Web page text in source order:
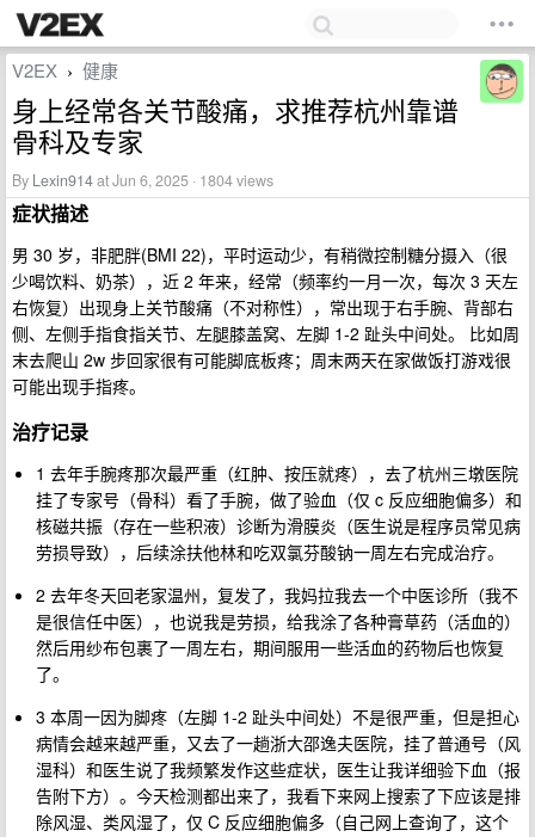
V2EX › 健康
身上经常各关节酸痛，求推荐杭州靠谱
骨科及专家
By Lexin914at Jun 6, 2025 · 1804 views
症状描述
男 30 岁，非肥胖(BMI 22)，平时运动少，有稍微控制糖分摄入（很
少喝饮料、奶茶），近 2 年来，经常（频率约一月一次，每次 3 天左
右恢复）出现身上关节酸痛（不对称性），常出现于右手腕、背部右
侧、左侧手指食指关节、左腿膝盖窝、左脚 1-2 趾头中间处。 比如周
末去爬山 2w 步回家很有可能脚底板疼；周末两天在家做饭打游戏很
可能出现手指疼。
治疗记录
1 去年手腕疼那次最严重（红肿、按压就疼），去了杭州三墩医院
挂了专家号（骨科）看了手腕，做了验血（仅 c 反应细胞偏多）和
核磁共振（存在一些积液）诊断为滑膜炎（医生说是程序员常见病
劳损导致），后续涂扶他林和吃双氯芬酸钠一周左右完成治疗。
2 去年冬天回老家温州，复发了，我妈拉我去一个中医诊所（我不
是很信任中医），也说我是劳损，给我涂了各种膏草药（活血的）
然后用纱布包裹了一周左右，期间服用一些活血的药物后也恢复
了。
3 本周一因为脚疼（左脚 1-2 趾头中间处）不是很严重，但是担心
病情会越来越严重，又去了一趟浙大邵逸夫医院，挂了普通号（风
湿科）和医生说了我频繁发作这些症状，医生让我详细验下血（报
告附下方）。今天检测都出来了，我看下来网上搜索了下应该是排
除风湿、类风湿了，仅 C 反应细胞偏多（自己网上查询了，这个